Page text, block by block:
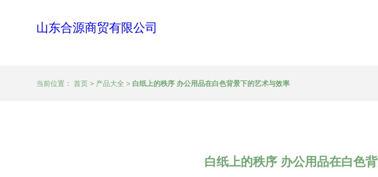
山东合源商贸有限公司
当前位置： 首页 > 产品大全 > 白纸上的秩序 办公用品在白色背景下的艺术与效率
白纸上的秩序 办公用品在白色